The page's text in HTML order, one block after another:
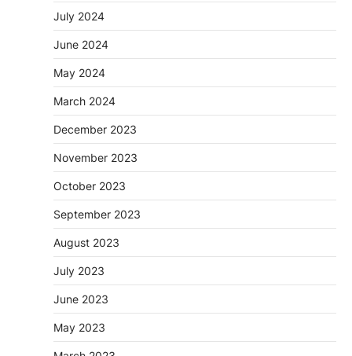
July 2024
June 2024
May 2024
March 2024
December 2023
November 2023
October 2023
September 2023
August 2023
July 2023
June 2023
May 2023